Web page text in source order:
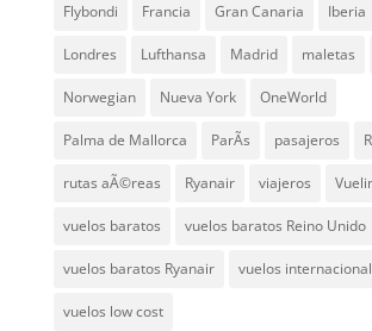
Flybondi Francia Gran Canaria Iberia
Londres Lufthansa Madrid maletas
Norwegian Nueva York OneWorld
Palma de Mallorca ParÃ­s pasajeros
rutas aÃ©reas Ryanair viajeros
vuelos baratos vuelos baratos Reino Unido
vuelos baratos Ryanair vuelos
vuelos low cost